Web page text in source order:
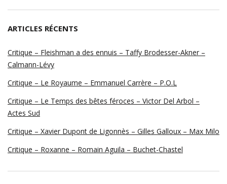
ARTICLES RÉCENTS
Critique – Fleishman a des ennuis – Taffy Brodesser-Akner –
Calmann-Lévy
Critique – Le Royaume – Emmanuel Carrère – P.O.L
Critique – Le Temps des bêtes féroces – Victor Del Arbol –
Actes Sud
Critique – Xavier Dupont de Ligonnès – Gilles Galloux – Max Milo
Critique – Roxanne – Romain Aguila – Buchet-Chastel